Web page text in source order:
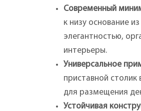
Современный
к низу основание
элегантностью,
интерьеры.
Универсальное
приставной
для размещения
Устойчивая